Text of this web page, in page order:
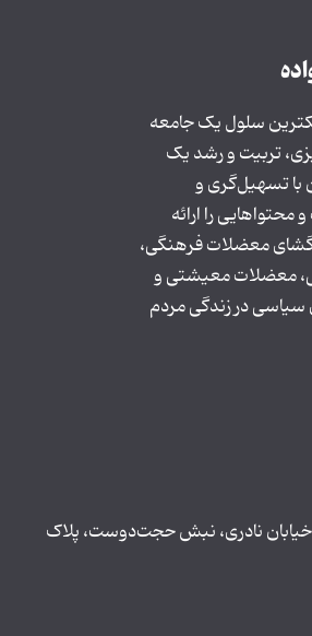
سلول یک جامعه
تربیت و رشد یک
با تسهیل‌گری و
را ارائه
معضلات فرهنگی،
معضلات معیشتی و
در زندگی مردم
خیابان نادری، نبش حجت‌دوست، پلاک